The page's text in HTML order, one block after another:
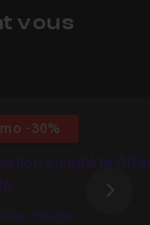
vous
-30%
complète
Pfeiffer